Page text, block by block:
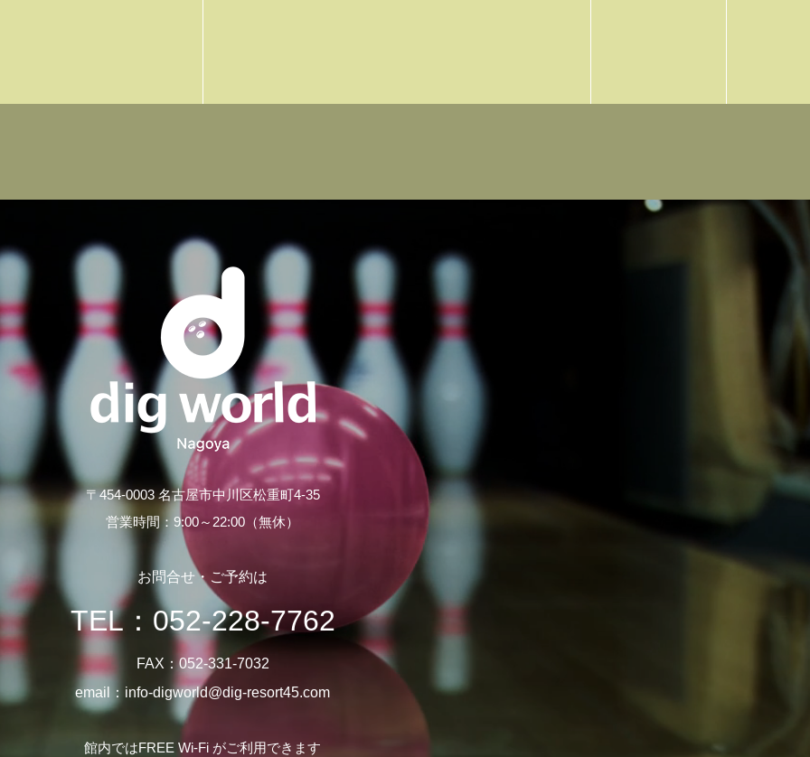
〒454-0003 名古屋市中川区松重町4-35
営業時間：9:00～22:00（無休）
お問合せ・ご予約は
TEL： 052-228-7762
FAX：052-331-7032
email：info-digworld@dig-resort45.com
館内ではFREE Wi-Fi がご利用できます